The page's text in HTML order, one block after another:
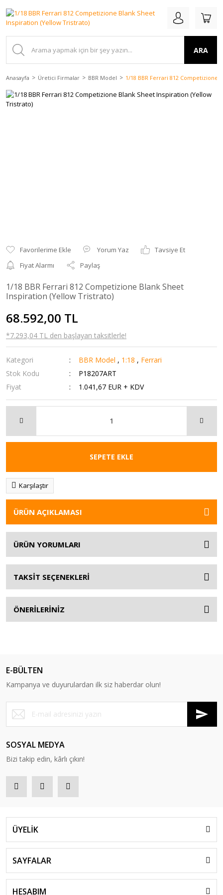
ARA
Anasayfa Üretici Firmalar BBR Model 1/18 BBR Ferrari 812 Competizione
Yorum Yaz
Tavsiye Et
Fiyat Alarmı
Paylaş
1/18 BBR Ferrari 812 Competizione Blank Sheet
Inspiration (Yellow Tristrato)
68.592,00 TL
*7.293,04 TL den başlayan taksitlerle!
Kategori BBR Model , 1:18 , Ferrari
Stok Kodu
P18207ART
Fiyat
1.041,67 EUR + KDV
SEPETE EKLE
Karşılaştır
ÜRÜN AÇIKLAMASI
ÜRÜN YORUMLARI
TAKSİT SEÇENEKLERİ
ÖNERİLERİNİZ
E-BÜLTEN
Kampanya ve duyurulardan ilk siz haberdar olun!
SOSYAL MEDYA
Bizi takip edin, kârlı çıkın!
ÜYELİK
SAYFALAR
HESABIM